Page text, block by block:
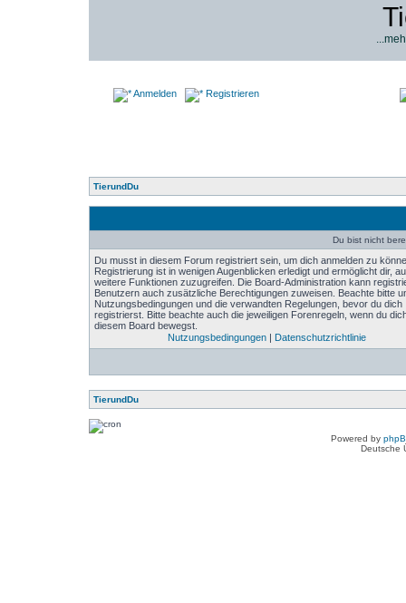
Anmelden Registrieren
TierundDu
Du bist nicht
Du musst in diesem Forum registriert sein, um dich anmelden zu
Registrierung ist in wenigen Augenblicken erledigt und ermöglicht dir,
weitere Funktionen zuzugreifen. Die Board-Administration kann
Benutzern auch zusätzliche Berechtigungen zuweisen. Beachte bitte
Nutzungsbedingungen und die verwandten Regelungen, bevor du dich
registrierst. Bitte beachte auch die jeweiligen Forenregeln, wenn du
diesem Board bewegst.
Nutzungsbedingungen| Datenschutzrichtlinie
TierundDu
Powered by
Deutsche